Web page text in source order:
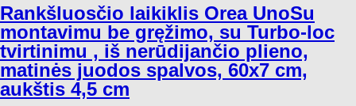
Rankšluosčio laikiklis Orea UnoSu
montavimu be gręžimo, su Turbo-loc
tvirtinimu , iš nerūdijančio plieno,
matinės juodos spalvos, 60x7 cm,
aukštis 4,5 cm